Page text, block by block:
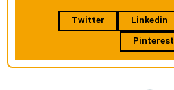
Linkedin
Twitter
Pinterest